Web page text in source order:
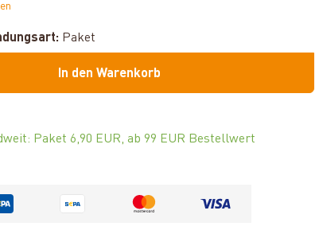
Paket
In den Warenkorb
Paket 6,90 EUR, ab 99 EUR Bestellwert